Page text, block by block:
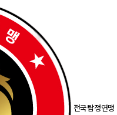
전국탐정연맹